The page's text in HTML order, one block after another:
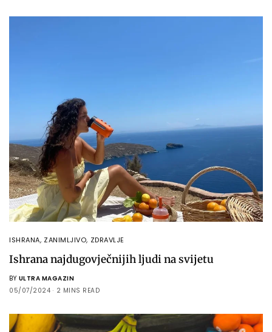
ISHRANA, ZANIMLJIVO, ZDRAVLJE
Ishrana najdugovječnijih ljudi na svijetu
BY ULTRA MAGAZIN
05/07/2024
2 MINS READ